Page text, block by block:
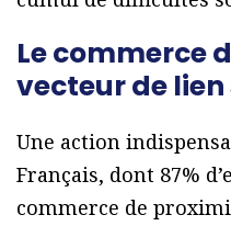
Le commerce
vecteur de
Une action
Français, dont 87%
commerce de